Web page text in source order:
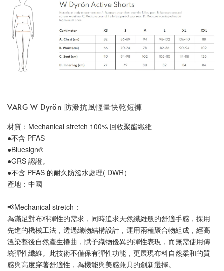
VARG W Dyrön 防潑抗風輕量快乾短褲
材質：Mechanical stretch 100% 回收聚酯纖維
●不含 PFAS
●Bluesign®
●GRS 認證。
●不含 PFAS 的耐久防潑水處理( DWR）
產地：中國
📢Mechanical stretch：
為滿足對布料彈性的需求，同時追求天然纖維般的舒適手感，採用
先進的機械工法，透過織物結構設計，運用兩種聚合物組成，經高
溫染整後自然產生捲曲，賦予織物優異的彈性表現，而無需使用傳
統彈性纖維。此技術不僅保有彈性功能，更展現布料自然柔和的質
感與高度穿著舒適性，為機能與美感兼具的創新選擇。